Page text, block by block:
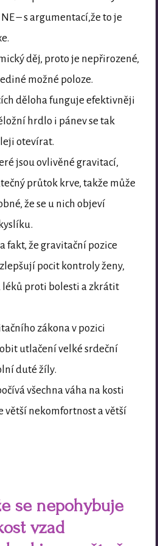
– s argumentací,že to je
děj, proto je nepřirozené,
možné poloze.
děloha funguje efektivněji
hrdlo i pánev se tak
otevírat.
jsou ovlivěné gravitací,
průtok krve, takže může
že se u nich objeví
fakt, že gravitační pozice
pocit kontroly ženy,
proti bolesti a zkrátit
zákona v pozici
utlačení velké srdeční
duté žíly.
všechna váha na kosti
větší nekomfortnost a větší
se nepohybuje
vzad